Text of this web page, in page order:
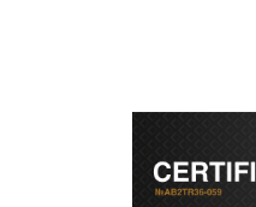
современное
лицензированное